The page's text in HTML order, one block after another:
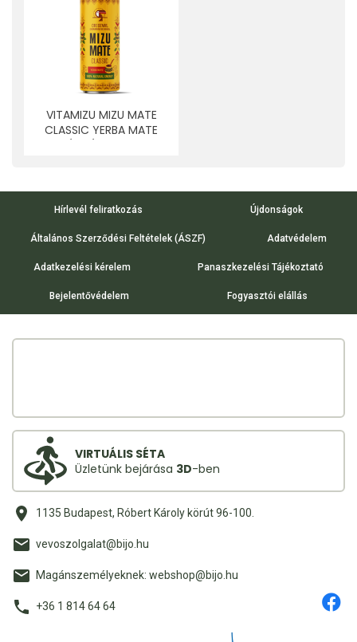
VITAMIZU MIZU MATE
CLASSIC YERBA MATE
Hírlevél feliratkozás Újdonságok
Általános Szerződési Feltételek (ÁSZF) Adatvédelem
Adatkezelési kérelem Panaszkezelési Tájékoztató
Bejelentővédelem Fogyasztói elállás
VIRTUÁLIS SÉTA
Üzletünk bejárása 3D-ben
1135 Budapest, Róbert Károly körút 96-100.
vevoszolgalat@bijo.hu
Magánszemélyeknek: webshop@bijo.hu
+36 1 814 64 64